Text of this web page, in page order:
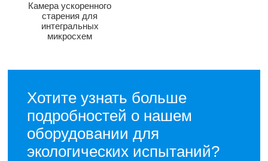
Камера ускоренного
старения для
интегральных
микросхем
Хотите узнать больше
подробностей о нашем
оборудовании для
экологических испытаний?